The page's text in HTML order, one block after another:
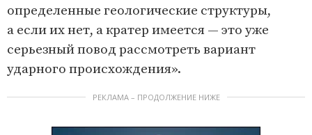
определенные геологические структуры,
а если их нет, а кратер имеется — это уже
серьезный повод рассмотреть вариант
ударного происхождения».
РЕКЛАМА – ПРОДОЛЖЕНИЕ НИЖЕ